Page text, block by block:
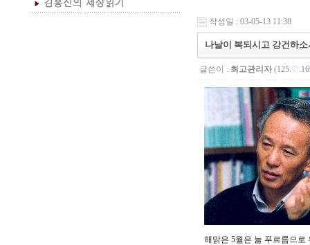
작성일 : 03-05-13 11:38
나날이 복되시고 강건하소
글쓴이 : 최고관리자
해맑은 5월은 늘 푸르름으로